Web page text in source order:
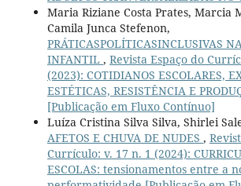
Maria Riziane Costa Prates, Marcia
Camila Junca Stefenon,
PRÁTICASPOLÍTICASINCLUSIVAS
INFANTIL , Revista Espaço do
(2023): COTIDIANOS ESCOLARES,
ESTÉTICAS, RESISTÊNCIA E
[Publicação em Fluxo Contínuo]
Luíza Cristina Silva Silva, Shirlei
AFETOS E CHUVA DE NUDES ,
Currículo: v. 17 n. 1 (2024):
ESCOLAS: tensionamentos entre a